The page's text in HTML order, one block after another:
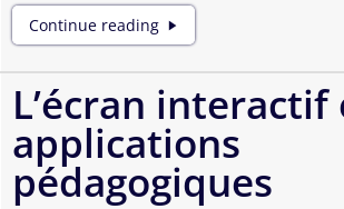
Continue reading
W’happy
Digital
L’écran interactif
applications
pédagogiques